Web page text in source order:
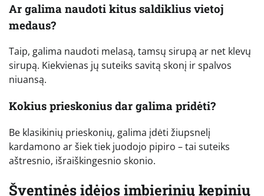
Ar galima naudoti kitus saldiklius vietoj
medaus?
Taip, galima naudoti melasą, tamsų sirupą ar net klevų
sirupą. Kiekvienas jų suteiks savitą skonį ir spalvos
niuansą.
Kokius prieskonius dar galima pridėti?
Be klasikinių prieskonių, galima įdėti žiupsnelį
kardamono ar šiek tiek juodojo pipiro – tai suteiks
aštresnio, išraiškingesnio skonio.
Šventinės idėjos imbierinių kepinių